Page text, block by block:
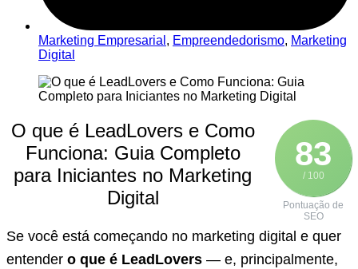
Marketing Empresarial , Empreendedorismo, Marketing
Digital
83
/ 100
Pontuação de
SEO
O que é LeadLovers e Como
Funciona: Guia Completo
para Iniciantes no Marketing
Digital
Se você está começando no marketing digital e quer
entender o que é LeadLovers — e, principalmente,